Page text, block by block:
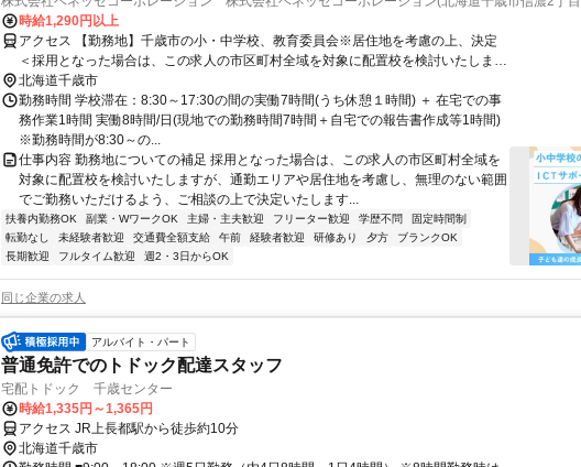
時給1,290円以上
アクセス 【勤務地】千歳市の小・中学校、教育委員会※居住地を考慮の上、決定
＜採用となった場合は、この求人の市区町村全域を対象に配置校を検討いたします
が、通勤エリアや居住地を考慮し、無理のない範囲でご勤務いただけるよう、ご相
談の上で決定いたします。担当いただく学校は複数校となる場合もございます。＞
北海道千歳市
勤務時間 学校滞在：8:30～17:30の間の実働7時間(うち休憩１時間) ＋ 在宅での事
務作業1時間 実働8時間/日(現地での勤務時間7時間＋自宅での報告書作成等1時間)
※勤務時間が8:30～の...
仕事内容 勤務地についての補足 採用となった場合は、この求人の市区町村全域を
対象に配置校を検討いたしますが、通勤エリアや居住地を考慮し、無理のない範囲
でご勤務いただけるよう、ご相談の上で決定いたします...
扶養内勤務OK 副業・WワークOK 主婦・主夫歓迎 フリーター歓迎 学歴不問
固定時間制
転勤なし
未経験者歓迎 交通費全額支給 午前 経験者歓迎 研修あり 夕方
ブランクOK
長期歓迎
フルタイム歓迎 週2・3日からOK
同じ企業の求人
アルバイト・パート
普通免許でのトドック配達スタッフ
宅配トドック 千歳センター
時給1,335円～1,365円
アクセス JR上長都駅から徒歩約10分
北海道千歳市